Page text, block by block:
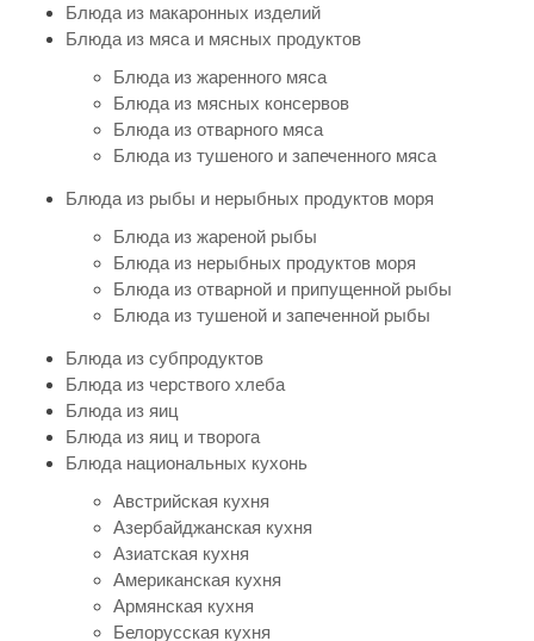
Блюда из макаронных изделий
Блюда из мяса и мясных продуктов
Блюда из жаренного мяса
Блюда из мясных консервов
Блюда из отварного мяса
Блюда из тушеного и запеченного мяса
Блюда из рыбы и нерыбных продуктов моря
Блюда из жареной рыбы
Блюда из нерыбных продуктов моря
Блюда из отварной и припущенной рыбы
Блюда из тушеной и запеченной рыбы
Блюда из субпродуктов
Блюда из черствого хлеба
Блюда из яиц
Блюда из яиц и творога
Блюда национальных кухонь
Австрийская кухня
Азербайджанская кухня
Азиатская кухня
Американская кухня
Армянская кухня
Белорусская кухня